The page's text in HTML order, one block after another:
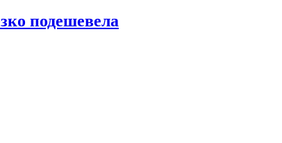
подешевела